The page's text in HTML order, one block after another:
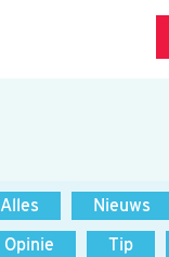
Alles Nieuws
Opinie Tip